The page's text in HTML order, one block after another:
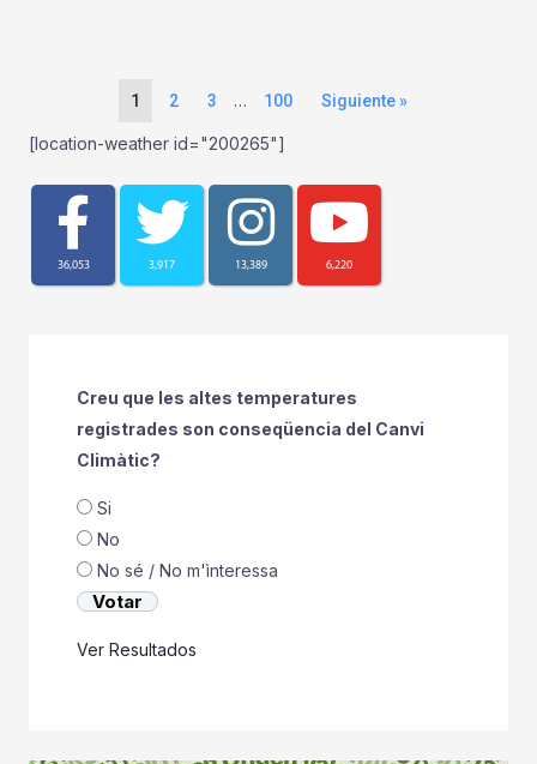
1 2 3 … 100 Siguiente »
[location-weather id="200265"]
36,053 3,917 13,389 6,220
Creu que les altes temperatures
registrades son conseqüencia del Canvi
Climàtic?
Si
No
No sé / No m'ìnteressa
Ver Resultados